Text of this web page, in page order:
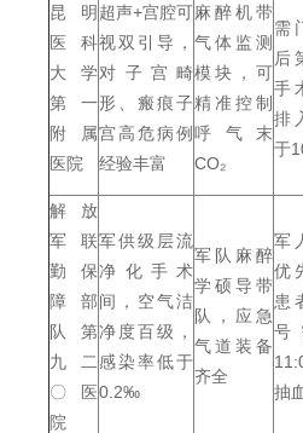
昆明
医科
大学
第一
附属
医院
超声+宫腔可
视双引导，
对子宫畸
形、瘢痕子
宫高危病例
经验丰富
麻醉机带
气体监测
模块，可
精准控制
呼气末
CO₂
需
后
手
排
于
解放
军联
勤保
障部
队第
九二
〇医
院
军供级层流
净化手术
间，空气洁
净度百级，
感染率低于
0.2‰
军队麻醉
学硕导带
队，应急
气道装备
齐全
军
优
患
号
抽